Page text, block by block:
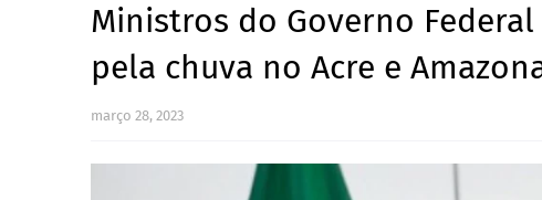
Ministros do Governo
pela chuva no Acre e
março 28, 2023